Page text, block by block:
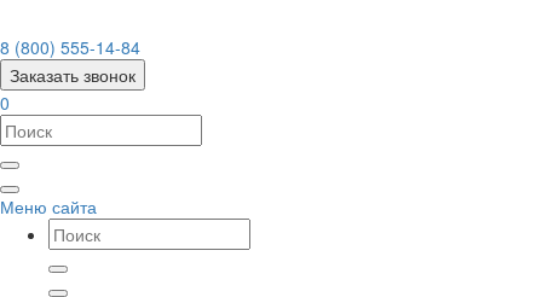
8 (800) 555-14-84
Заказать звонок
0
Меню сайта